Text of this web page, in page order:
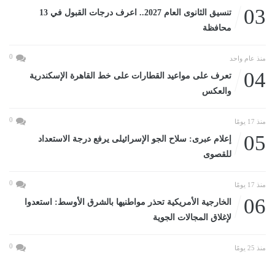
03
تنسيق الثانوى العام 2027.. اعرف درجات القبول في 13
محافظة
منذ عام واحد 0
04
تعرف على مواعيد القطارات على خط القاهرة الإسكندرية
والعكس
منذ 17 يومًا 0
05
إعلام عبرى: سلاح الجو الإسرائيلى يرفع درجة الاستعداد
للقصوى
منذ 17 يومًا 0
06
الخارجية الأمريكية تحذر مواطنيها بالشرق الأوسط: استعدوا
لإغلاق المجالات الجوية
منذ 25 يومًا 0